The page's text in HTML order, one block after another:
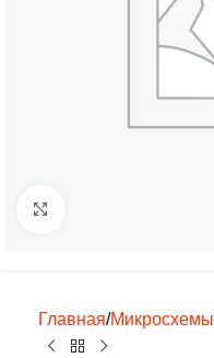
Главная Микросхемы